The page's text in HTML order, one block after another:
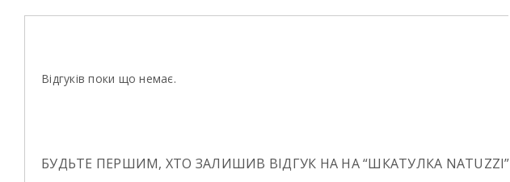
Відгуків поки що немає.
БУДЬТЕ ПЕРШИМ, ХТО ЗАЛИШИВ ВІДГУК НА НА “ШКАТУЛКА NATUZZI”